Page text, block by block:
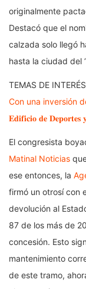
originalmente
Destacó que el
calzada solo llegó
hasta la ciudad del
TEMAS DE
Con una inversión
𝐄𝐝𝐢𝐟𝐢𝐜𝐢𝐨 𝐝𝐞 𝐃𝐞𝐩𝐨𝐫𝐭𝐞𝐬
El congresista
Matinal Noticias
ese entonces, la
firmó un otrosí con
devolución al
87 de los más de
concesión. Esto
mantenimiento
de este tramo,